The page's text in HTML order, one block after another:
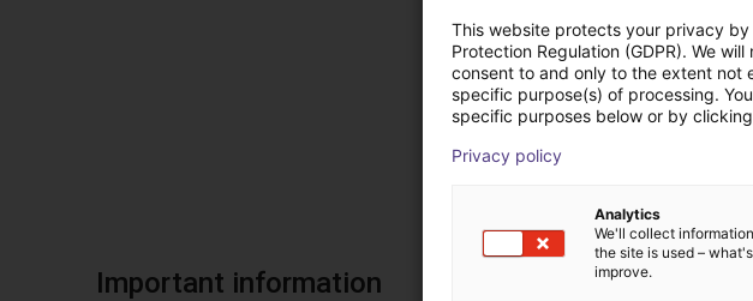
Easy 3D / Easy 3DMatch
HALCON
MERLIC
EyeVision
Important information
This website protects your privacy by
Protection Regulation (GDPR). We
consent to and only to the extent not
specific purpose(s) of processing.
specific purposes below or by
Privacy policy
Analytics
We'll collect
the site is used –
improve.